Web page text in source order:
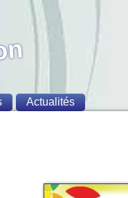
Actualités